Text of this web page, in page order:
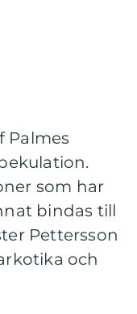
Palmes
som har
bindas till
Pettersson
och